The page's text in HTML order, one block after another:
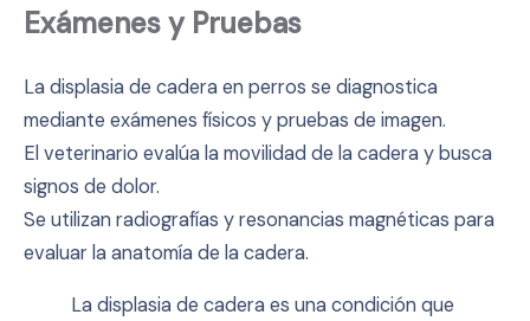
Exámenes y Pruebas
La displasia de cadera en perros se diagnostica
mediante exámenes físicos y pruebas de imagen.
El veterinario evalúa la movilidad de la cadera y busca
signos de dolor.
Se utilizan radiografías y resonancias magnéticas para
evaluar la anatomía de la cadera.
La displasia de cadera es una condición que